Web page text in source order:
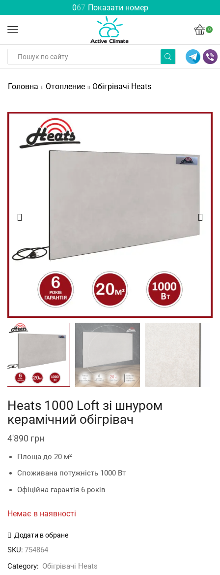
067 Показати номер
0
Головна Отопление Обігрівачі Heats
Heats 1000 Loft зі шнуром
керамічний обігрівач
4'890 грн
Площа до 20 м²
Споживана потужність 1000 Вт
Офіційна гарантія 6 років
Немає в наявності
Додати в обране
SKU: 754864
Category: Обігрівачі Heats